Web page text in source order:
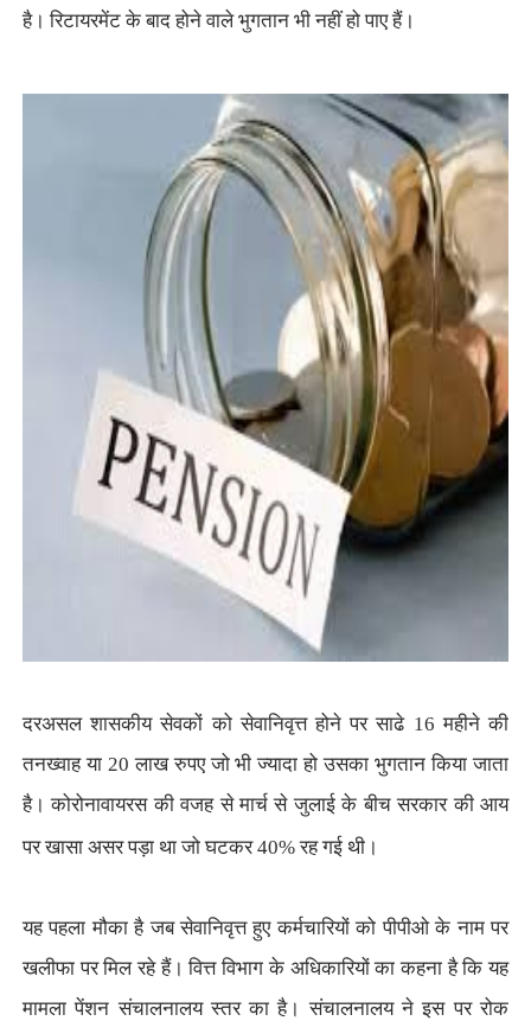
है। रिटायरमेंट के बाद होने वाले भुगतान भी नहीं हो पाए हैं।
दरअसल शासकीय सेवकों को सेवानिवृत्त होने पर साढे 16 महीने की
तनख्वाह या 20 लाख रुपए जो भी ज्यादा हो उसका भुगतान किया जाता
है। कोरोनावायरस की वजह से मार्च से जुलाई के बीच सरकार की आय
पर खासा असर पड़ा था जो घटकर 40% रह गई थी।
यह पहला मौका है जब सेवानिवृत्त हुए कर्मचारियों को पीपीओ के नाम पर
खलीफा पर मिल रहे हैं। वित्त विभाग के अधिकारियों का कहना है कि यह
मामला पेंशन संचालनालय स्तर का है। संचालनालय ने इस पर रोक